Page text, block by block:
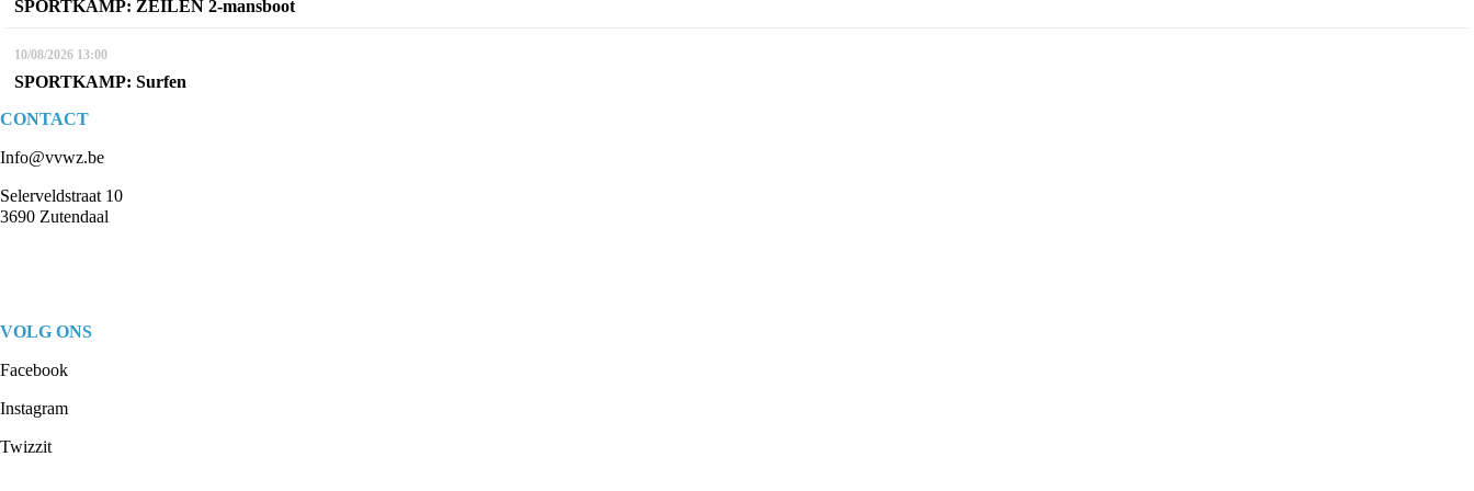
SPORTKAMP: ZEILEN 2-mansboot
10/08/2026 13:00
SPORTKAMP: Surfen
CONTACT
Info@vvwz.be
Selerveldstraat 10
3690 Zutendaal
VOLG ONS
Facebook
Instagram
Twizzit